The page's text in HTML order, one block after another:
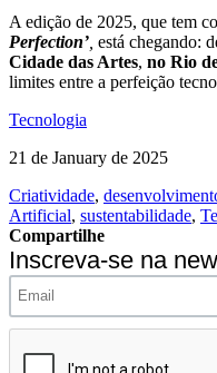
A edição de 2025, que tem
Perfection’ está chegando:
Cidade das Artes, no Rio
limites entre a perfeição
Tecnologia
21 de January de 2025
Criatividade,
Artificial, sustentabilidade,
Compartilhe
Inscreva-se na